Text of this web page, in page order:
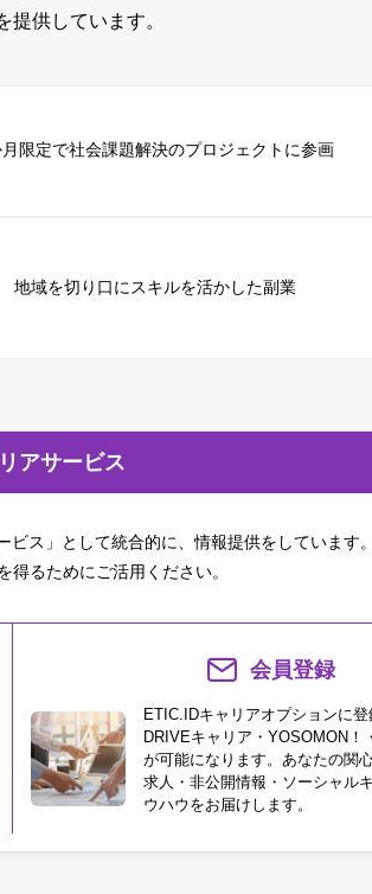
提供しています。
限定で社会課題解決のプロジェクトに参画
地域を切り口に スキルを活かした副業
アサービス
ス」として統合的に、情報提供をしています。
得るためにご活用ください。
会員登録
ETIC.IDキャリアオプションに登
DRIVEキャリア・YOSOMON！
が可能になります。あなたの関
求人・非公開情報・ソーシャル
ウハウをお届けします。